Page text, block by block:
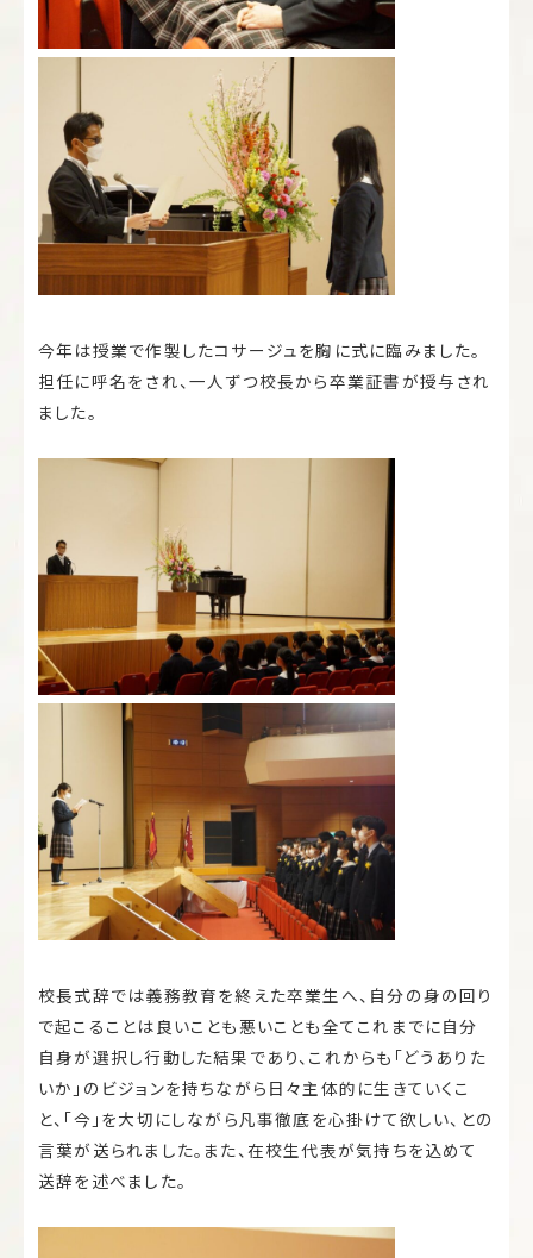
今年は授業で作製したコサージュを胸に式に臨みました。
担任に呼名をされ、一人ずつ校長から卒業証書が授与され
ました。
校長式辞では義務教育を終えた卒業生へ、自分の身の回り
で起こることは良いことも悪いことも全てこれまでに自分
自身が選択し行動した結果であり、これからも「どうありた
いか」のビジョンを持ちながら日々主体的に生きていくこ
と、「今」を大切にしながら凡事徹底を心掛けて欲しい、との
言葉が送られました。また、在校生代表が気持ちを込めて
送辞を述べました。